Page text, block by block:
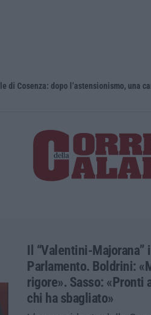
Il “Valentini-Majorana”
Parlamento. Boldrini:
rigore». Sasso: «Pronti
chi ha sbagliato»